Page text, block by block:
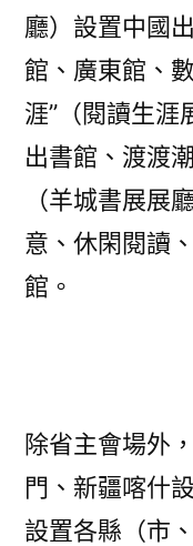
廳）設置中國
館、廣東館、
涯”（閱讀生
出書館、渡渡
（羊城書展展
意、休閑閱讀
館。
除省主會場外
門、新疆喀什
設置各縣（市